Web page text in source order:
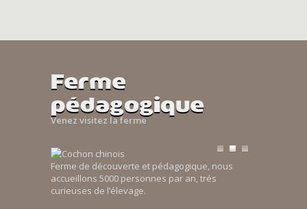
Ferme
pédagogique
Venez visitez la ferme
Ferme de découverte et pédagogique, nous
accueillons 5000 personnes par an, trés
curieuses de l’élevage.